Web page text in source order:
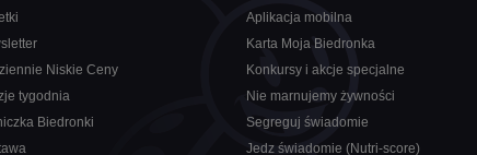
Niskie Ceny
tygodnia
Biedronki
Aplikacja mobilna
Karta Moja Biedronka
Konkursy i akcje specjalne
Nie marnujemy żywności
Segreguj świadomie
Jedz świadomie (Nutri-score)